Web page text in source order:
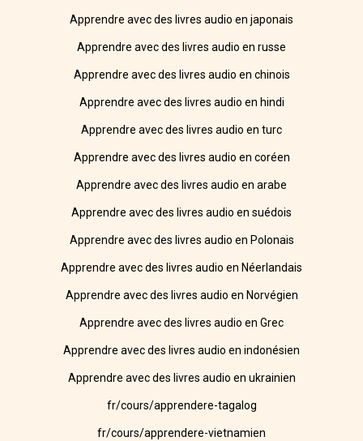
Apprendre avec des livres audio en japonais
Apprendre avec des livres audio en russe
Apprendre avec des livres audio en chinois
Apprendre avec des livres audio en hindi
Apprendre avec des livres audio en turc
Apprendre avec des livres audio en coréen
Apprendre avec des livres audio en arabe
Apprendre avec des livres audio en suédois
Apprendre avec des livres audio en Polonais
Apprendre avec des livres audio en Néerlandais
Apprendre avec des livres audio en Norvégien
Apprendre avec des livres audio en Grec
Apprendre avec des livres audio en indonésien
Apprendre avec des livres audio en ukrainien
fr/cours/apprendere-tagalog
fr/cours/apprendere-vietnamien